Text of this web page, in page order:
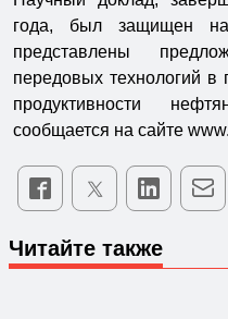
года, был защищен
представлены
передовых технологий
продуктивности
сообщается на сайте
Читайте также